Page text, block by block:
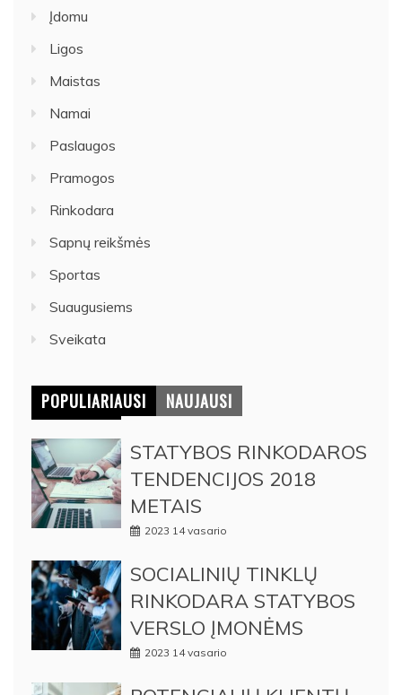
Įdomu
Ligos
Maistas
Namai
Paslaugos
Pramogos
Rinkodara
Sapnų reikšmės
Sportas
Suaugusiems
Sveikata
POPULIARIAUSI NAUJAUSI
STATYBOS RINKODAROS
TENDENCIJOS 2018
METAIS
2023 14 vasario
SOCIALINIŲ TINKLŲ
RINKODARA STATYBOS
VERSLO ĮMONĖMS
2023 14 vasario